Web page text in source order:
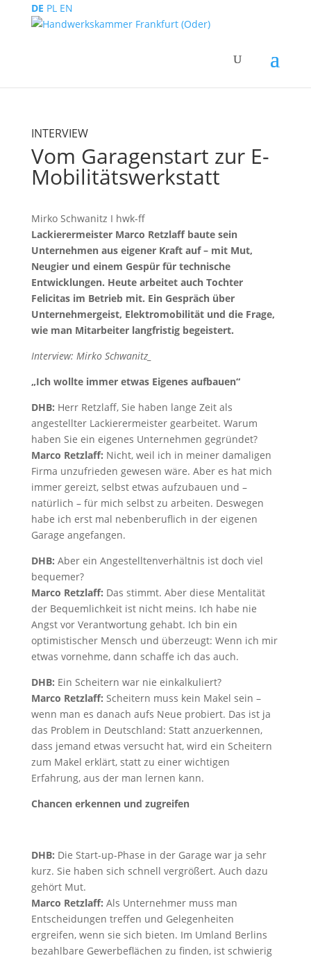
DE PL EN
INTERVIEW
Vom Garagenstart zur E-
Mobilitätswerkstatt
Mirko Schwanitz I hwk-ff
Lackierermeister Marco Retzlaff baute sein
Unternehmen aus eigener Kraft auf – mit Mut,
Neugier und einem Gespür für technische
Entwicklungen. Heute arbeitet auch Tochter
Felicitas im Betrieb mit. Ein Gespräch über
Unternehmergeist, Elektromobilität und die Frage,
wie man Mitarbeiter langfristig begeistert.
Interview: Mirko Schwanitz_
„Ich wollte immer etwas Eigenes aufbauen“
DHB: Herr Retzlaff, Sie haben lange Zeit als
angestellter Lackierermeister gearbeitet. Warum
haben Sie ein eigenes Unternehmen gegründet?
Marco Retzlaff: Nicht, weil ich in meiner damaligen
Firma unzufrieden gewesen wäre. Aber es hat mich
immer gereizt, selbst etwas aufzubauen und –
natürlich – für mich selbst zu arbeiten. Deswegen
habe ich erst mal nebenberuflich in der eigenen
Garage angefangen.
DHB: Aber ein Angestelltenverhältnis ist doch viel
bequemer?
Marco Retzlaff: Das stimmt. Aber diese Mentalität
der Bequemlichkeit ist nicht meins. Ich habe nie
Angst vor Verantwortung gehabt. Ich bin ein
optimistischer Mensch und überzeugt: Wenn ich mir
etwas vornehme, dann schaffe ich das auch.
DHB: Ein Scheitern war nie einkalkuliert?
Marco Retzlaff: Scheitern muss kein Makel sein –
wenn man es danach aufs Neue probiert. Das ist ja
das Problem in Deutschland: Statt anzuerkennen,
dass jemand etwas versucht hat, wird ein Scheitern
zum Makel erklärt, statt zu einer wichtigen
Erfahrung, aus der man lernen kann.
Chancen erkennen und zugreifen
DHB: Die Start-up-Phase in der Garage war ja sehr
kurz. Sie haben sich schnell vergrößert. Auch dazu
gehört Mut.
Marco Retzlaff: Als Unternehmer muss man
Entscheidungen treffen und Gelegenheiten
ergreifen, wenn sie sich bieten. Im Umland Berlins
bezahlbare Gewerbeflächen zu finden, ist schwierig